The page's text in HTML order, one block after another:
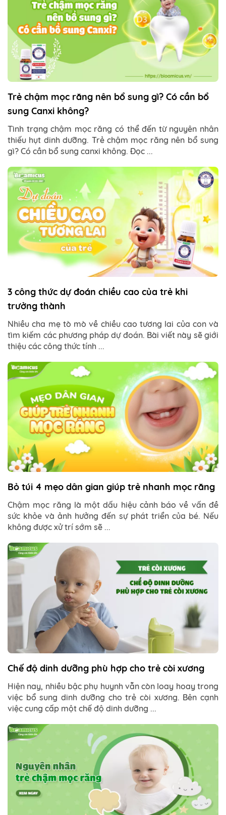
Trẻ chậm mọc răng nên bổ sung gì? Có cần bổ
sung Canxi không?
Tình trạng chậm mọc răng có thể đến từ nguyên nhân
thiếu hụt dinh dưỡng. Trẻ chậm mọc răng nên bổ sung
gì? Có cần bổ sung canxi không. Đọc ...
3 công thức dự đoán chiều cao của trẻ khi
trưởng thành
Nhiều cha mẹ tò mò về chiều cao tương lai của con và
tìm kiếm các phương pháp dự đoán. Bài viết này sẽ giới
thiệu các công thức tính ...
Bỏ túi 4 mẹo dân gian giúp trẻ nhanh mọc răng
Chậm mọc răng là một dấu hiệu cảnh báo về vấn đề
sức khỏe và ảnh hưởng đến sự phát triển của bé. Nếu
không được xử trí sớm sẽ ...
Chế độ dinh dưỡng phù hợp cho trẻ còi xương
Hiện nay, nhiều bậc phụ huynh vẫn còn loay hoay trong
việc bổ sung dinh dưỡng cho trẻ còi xương. Bên cạnh
việc cung cấp một chế độ dinh dưỡng ...